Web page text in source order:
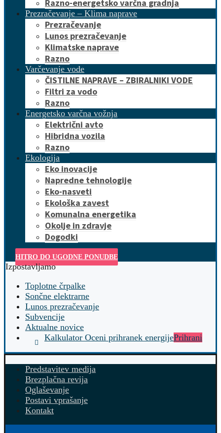
Razno-energetsko varčna gradnja
Prezračevanje – Klima naprave
Prezračevanje
Lunos prezračevanje
Klimatske naprave
Razno
Varčevanje vode
ČISTILNE NAPRAVE – ZBIRALNIKI VODE
Filtri za vodo
Razno
Energetsko varčna vožnja
Električni avto
Hibridna vozila
Razno
Ekologija
Eko inovacije
Napredne tehnologije
Eko-nasveti
Ekološka zavest
Komunalna energetika
Okolje in zdravje
Dogodki
HITRO DO UGODNE PONUDBE
Izpostavljamo
Toplotne črpalke
Sončne elektrarne
Lunos prezračevanje
Subvencije
Aktualne novice
Kalkulator Oceni prihranek energijePrihrani
Predstavitev medija
Brezplačna revija
Oglaševanje
Postavi vprašanje
Kontakt